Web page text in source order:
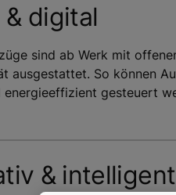
digital
sind ab Werk mit
ausgestattet. So können
energieeffizient gesteuert
& intelligent